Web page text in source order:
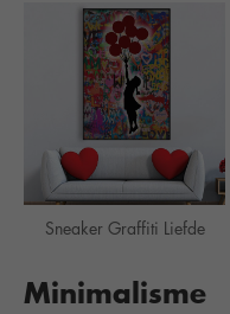
Sneaker Graffiti Liefde
Minimalisme